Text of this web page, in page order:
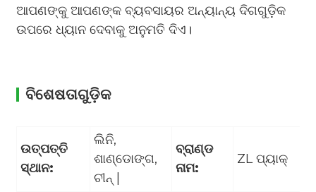
ଆପଣଙ୍କୁ ଆପଣଙ୍କ ବ୍ୟବସାୟର ଅନ୍ୟାନ୍ୟ ଦିଗଗୁଡ଼ିକ
ଉପରେ ଧ୍ୟାନ ଦେବାକୁ ଅନୁମତି ଦିଏ।
ବିଶେଷତାଗୁଡ଼ିକ
ଉତ୍ପତ୍ତି
ସ୍ଥାନ:
ଲିନି,
ଶାଣ୍ଡୋଙ୍ଗ,
ଚୀନ୍ |
ବ୍ରାଣ୍ଡ
ନାମ:
ZL ପ୍ୟାକ୍